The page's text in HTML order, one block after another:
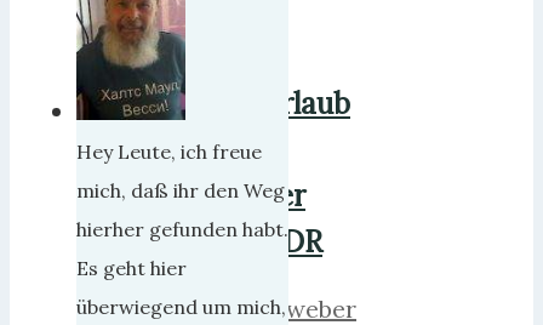
Urlaub
in
der
DDR
herrweber
Hey Leute, ich freue
mich, daß ihr den Weg
hierher gefunden habt.
Es geht hier
überwiegend um mich,